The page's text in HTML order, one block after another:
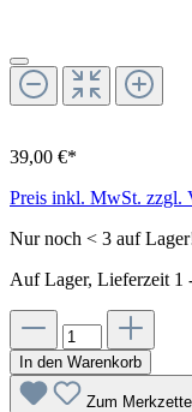
39,00 €*
Preis inkl. MwSt. zzgl.
Nur noch < 3 auf
Auf Lager, Lieferzeit 1
In den Warenkorb
Zum